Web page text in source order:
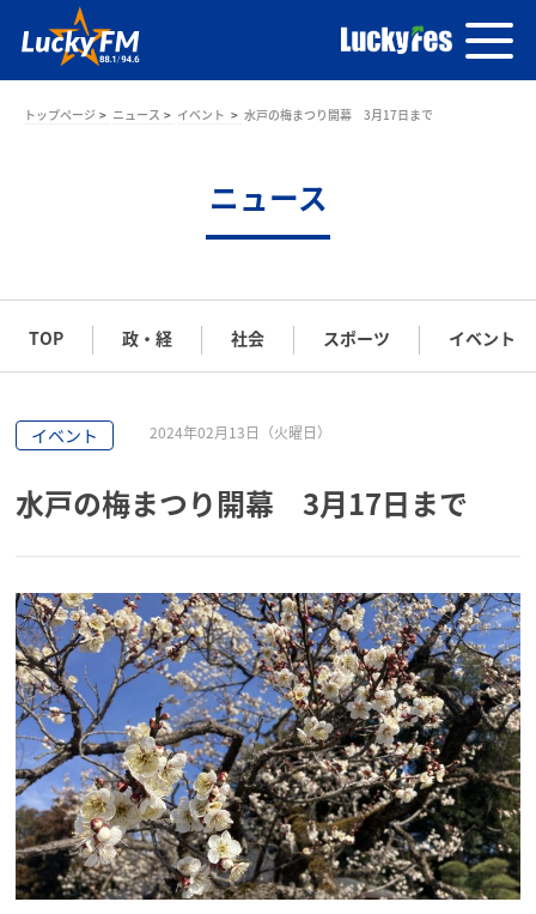
トップページ ニュース イベント 水戸の梅まつり開幕 3月17日まで
ニュース
TOP 政・経 社会 スポーツ イベント
イベント 2024年02月13日（火曜日）
水戸の梅まつり開幕 3月17日まで